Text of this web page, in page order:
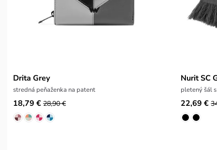
Drita Grey
stredná peňaženka na patent
18,79 € 28,90 €
Nurit SC
pletený šál
22,69 €